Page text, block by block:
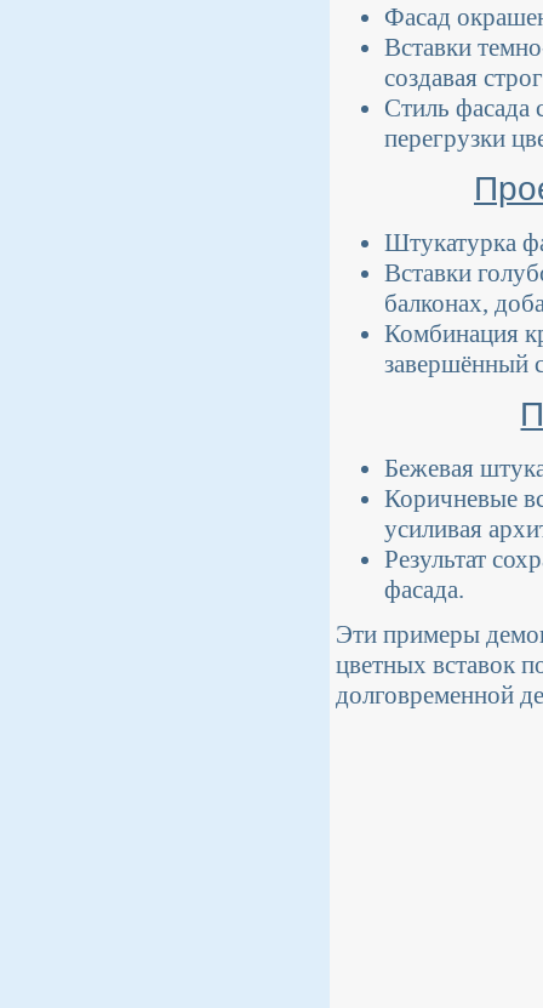
Фасад
Вставки
создавая
Стиль фасада
перегрузки
Штукатурка
Вставки
балконах,
Комбинация
завершённый
Бежевая
Коричневые
усиливая
Результат
фасада.
Эти примеры
цветных вставок
долговременной